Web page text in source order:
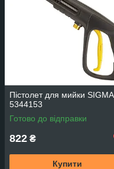
Пістолет для мийки SIGMA
5344153
Готово до відправки
822 ₴
Купити